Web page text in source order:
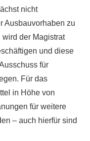
nicht
Ausbauvorhaben zu
der Magistrat
und diese
für
Für das
in Höhe von
für weitere
– auch hierfür sind